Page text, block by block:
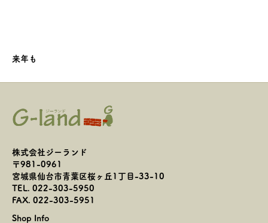
来年も
株式会社ジーランド
〒981-0961
宮城県仙台市青葉区桜ヶ丘1丁目-33-10
TEL. 022-303-5950
FAX. 022-303-5951
Shop Info